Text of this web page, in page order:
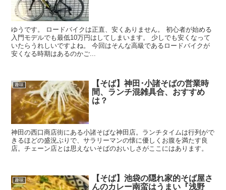
ゆうです。 ロードバイクは正直、安くありません。 初心者が始める
入門モデルでも最低10万円はしてしまいます。 少しでも安くなって
いたらうれしいですよね。 今回はそんな高級であるロードバイクが
安くなる時期はあるのかご...
趣味
【そば】神田･小諸そばの営業時
間、ランチ混雑具合、おすすめ
は？
神田の西口商店街にある小諸そばな神田店。ランチタイムは行列がで
きるほどの盛況ぶりで、サラリーマンの懐に優しくお腹を満たす良
店。チェーン店とは思えないそばのおいしさがここにはあります。
趣味
【そば】池袋の隠れ家的そば屋さ
んのカレー南蛮はうまい『浅野